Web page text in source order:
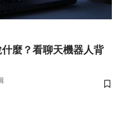
麼？看聊天機器人背
儲